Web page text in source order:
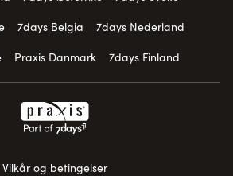
7days Belgia
7days Nederland
Praxis Danmark 7days Finland
Vilkår og betingelser